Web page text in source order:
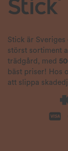
Stick är Sveriges
störst sortiment
trädgård, med
bäst priser! Hos
att slippa